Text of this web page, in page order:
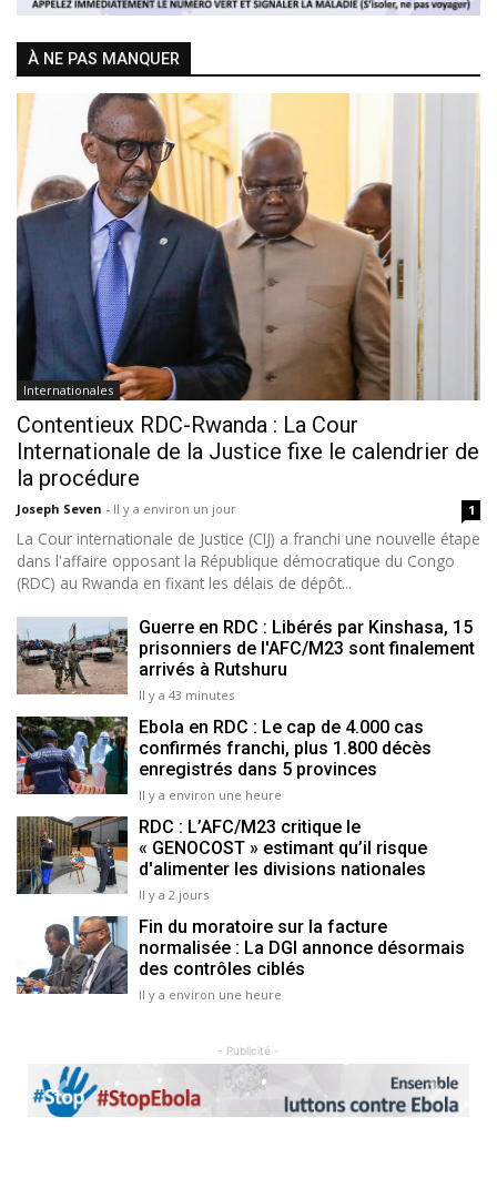
À NE PAS MANQUER
Internationales
Contentieux RDC-Rwanda : La Cour
Internationale de la Justice fixe le calendrier de
la procédure
Joseph Seven - Il y a environ un jour 1
La Cour internationale de Justice (CIJ) a franchi une nouvelle étape
dans l'affaire opposant la République démocratique du Congo
(RDC) au Rwanda en fixant les délais de dépôt...
Guerre en RDC : Libérés par Kinshasa, 15
prisonniers de l'AFC/M23 sont finalement
arrivés à Rutshuru
Il y a 43 minutes
Ebola en RDC : Le cap de 4.000 cas
confirmés franchi, plus 1.800 décès
enregistrés dans 5 provinces
Il y a environ une heure
RDC : L’AFC/M23 critique le
« GENOCOST » estimant qu’il risque
d'alimenter les divisions nationales
Il y a 2 jours
Fin du moratoire sur la facture
normalisée : La DGI annonce désormais
des contrôles ciblés
Il y a environ une heure
- Publicité -
Previous Next